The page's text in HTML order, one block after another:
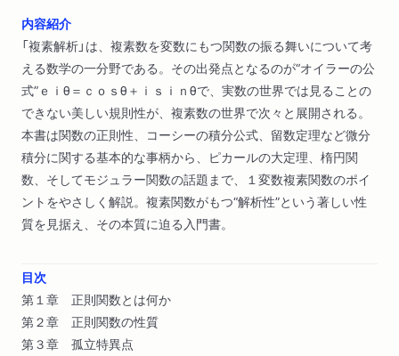
内容紹介
「複素解析」は、複素数を変数にもつ関数の振る舞いについて考
える数学の一分野である。その出発点となるのが“オイラーの公
式”ｅｉθ＝ｃｏｓθ＋ｉｓｉｎθで、実数の世界では見ることの
できない美しい規則性が、複素数の世界で次々と展開される。
本書は関数の正則性、コーシーの積分公式、留数定理など微分
積分に関する基本的な事柄から、ピカールの大定理、楕円関
数、そしてモジュラー関数の話題まで、１変数複素関数のポイ
ントをやさしく解説。複素関数がもつ“解析性”という著しい性
質を見据え、その本質に迫る入門書。
目次
第１章 正則関数とは何か
第２章 正則関数の性質
第３章 孤立特異点